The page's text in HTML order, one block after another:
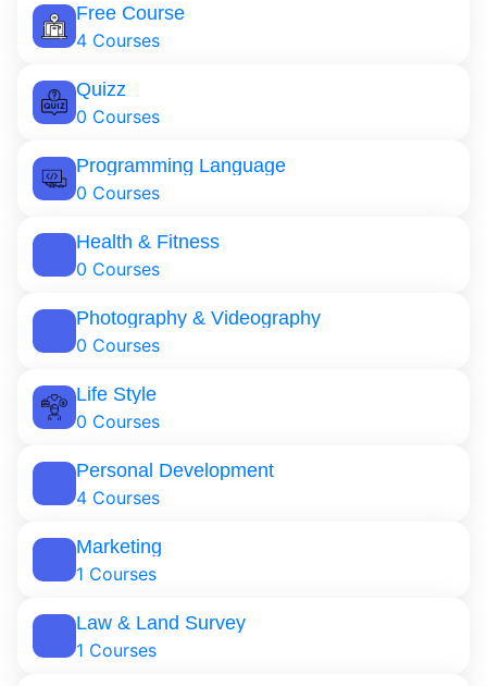
Free Course
4 Courses
Quizz
0 Courses
Programming Language
0 Courses
Health & Fitness
0 Courses
Photography & Videography
0 Courses
Life Style
0 Courses
Personal Development
4 Courses
Marketing
1 Courses
Law & Land Survey
1 Courses